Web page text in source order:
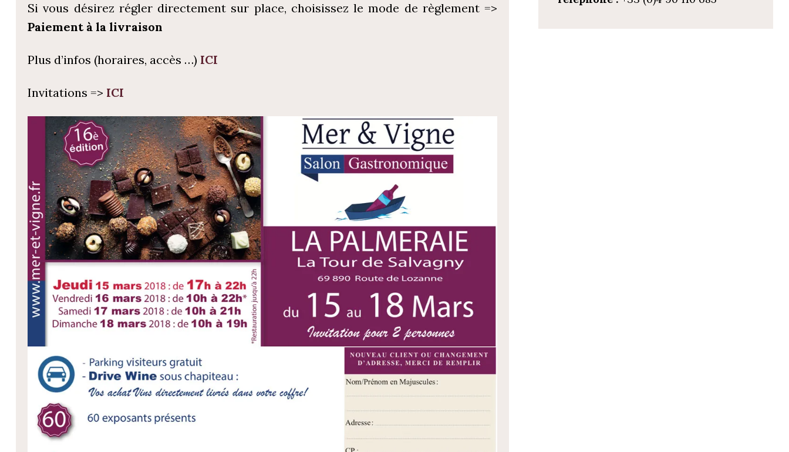
Si vous désirez régler directement sur place, choisissez le mode de règlement =>
Paiement à la livraison
Plus d’infos (horaires, accès …) ICI
Invitations => ICI